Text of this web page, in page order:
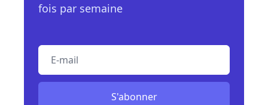
fois par semaine
S'abonner